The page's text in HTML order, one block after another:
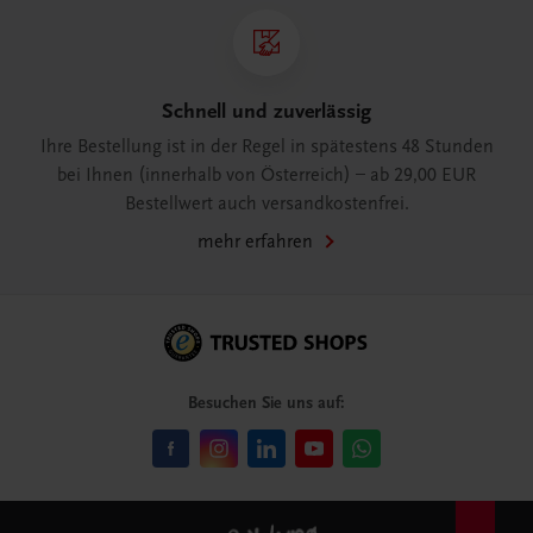
Schnell und zuverlässig
Ihre Bestellung ist in der Regel in spätestens 48 Stunden
bei Ihnen (innerhalb von Österreich) – ab 29,00 EUR
Bestellwert auch versandkostenfrei.
mehr erfahren
Besuchen Sie uns auf: